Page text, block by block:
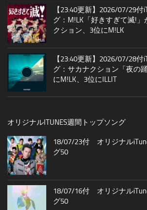
【23:40更新】2026/07/29
グ：M!LK「好きすぎて滅!
クション、3位にM!LK
【23:40更新】2026/07/28
グ：サカナクション「夜の
にM!LK、3位にILLIT
オリジナルITUNES週間トップソング
18/07/23付 オリジナル
グ50
18/07/16付 オリジナル
グ50